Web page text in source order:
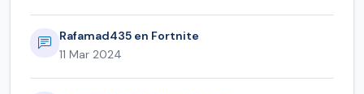
Rafamad435 en Fortnite
11 Mar 2024